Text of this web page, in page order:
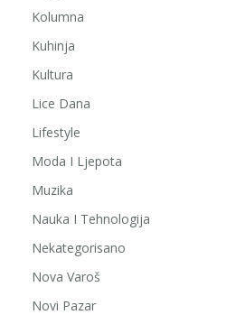
Kolumna
Kuhinja
Kultura
Lice Dana
Lifestyle
Moda I Ljepota
Muzika
Nauka I Tehnologija
Nekategorisano
Nova Varoš
Novi Pazar